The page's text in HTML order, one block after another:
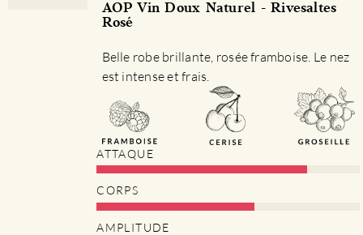
AOP Vin Doux Naturel - Rivesaltes
Rosé
Belle robe brillante, rosée framboise. Le nez
est intense et frais.
ATTAQUE
CORPS
AMPLITUDE